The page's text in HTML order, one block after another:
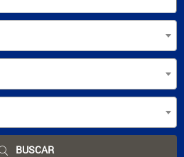
BUSCAR